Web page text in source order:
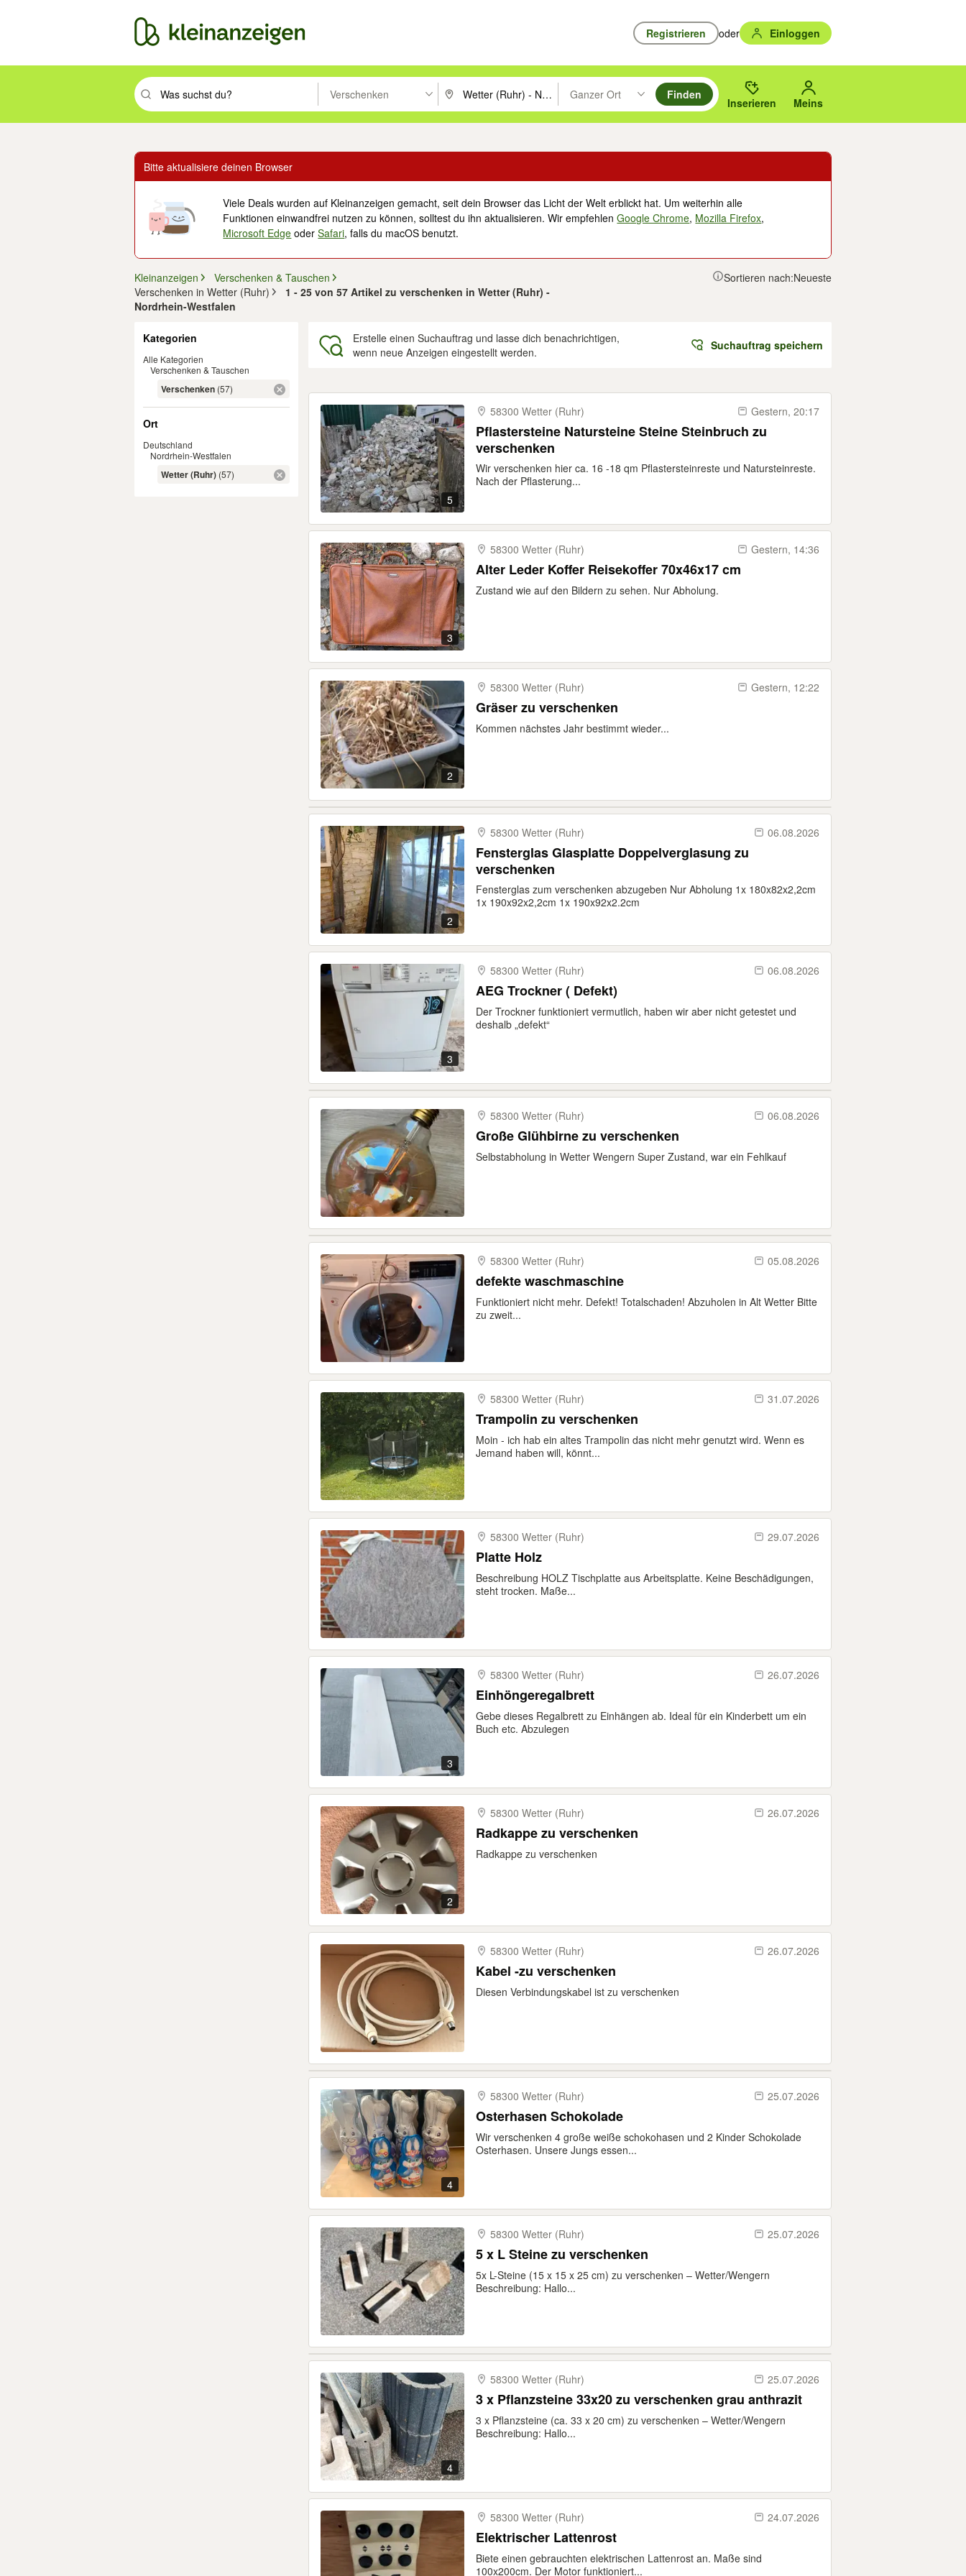
Registrieren oder Einloggen
Suchbegriff eingeben. Eingabetaste drücken um zu suchen, oder Vorschläge mit den Pfeiltasten nach oben/unten durchsuchen und mit Eingabetaste auswählen.
Verschenken PLZ oder Ort eingeben. Eingabetaste drücken um zu suchen, oder Vorschläge mit den Pfeiltasten nach oben/
Ganzer Ort
Suche im Umkreis des gewählten Orts oder PLZ.
Finden
Inserieren Meins
Bitte aktualisiere deinen Browser
Viele Deals wurden auf Kleinanzeigen gemacht, seit dein Browser das Licht der Welt erblickt hat. Um weiterhin alle
Funktionen einwandfrei nutzen zu können, solltest du ihn aktualisieren. Wir empfehlenGoogle Chrome, Mozilla Firefox,
Microsoft Edge oderSafari, falls du macOS benutzt.
Kleinanzeigen
Verschenken & Tauschen
Verschenken in Wetter (Ruhr)
1 - 25 von 57 Artikel zu verschenken in Wetter (Ruhr) -
Nordrhein-Westfalen
Sortieren nach:Neueste
Kategorien
Alle Kategorien
Verschenken & Tauschen
Verschenken (57)
Ort
Deutschland
Nordrhein-Westfalen
Wetter (Ruhr) (57)
Erstelle einen Suchauftrag und lasse dich benachrichtigen,
wenn neue Anzeigen eingestellt werden.
Suchauftrag speichern
5
58300 Wetter (Ruhr) Gestern, 20:17
Pflastersteine Natursteine Steine Steinbruch zu
verschenken
Wir verschenken hier ca. 16 -18 qm Pflastersteinreste und Natursteinreste.
Nach der Pflasterung...
3
58300 Wetter (Ruhr) Gestern, 14:36
Alter Leder Koffer Reisekoffer 70x46x17 cm
Zustand wie auf den Bildern zu sehen. Nur Abholung.
2
58300 Wetter (Ruhr) Gestern, 12:22
Gräser zu verschenken
Kommen nächstes Jahr bestimmt wieder...
2
58300 Wetter (Ruhr) 06.08.2026
Fensterglas Glasplatte Doppelverglasung zu
verschenken
Fensterglas zum verschenken abzugeben Nur Abholung 1x 180x82x2,2cm
1x 190x92x2,2cm 1x 190x92x2.2cm
3
58300 Wetter (Ruhr) 06.08.2026
AEG Trockner ( Defekt)
Der Trockner funktioniert vermutlich, haben wir aber nicht getestet und
deshalb „defekt“
58300 Wetter (Ruhr) 06.08.2026
Große Glühbirne zu verschenken
Selbstabholung in Wetter Wengern Super Zustand, war ein Fehlkauf
58300 Wetter (Ruhr) 05.08.2026
defekte waschmaschine
Funktioniert nicht mehr. Defekt! Totalschaden! Abzuholen in Alt Wetter Bitte
zu zweit...
58300 Wetter (Ruhr) 31.07.2026
Trampolin zu verschenken
Moin - ich hab ein altes Trampolin das nicht mehr genutzt wird. Wenn es
Jemand haben will, könnt...
58300 Wetter (Ruhr) 29.07.2026
Platte Holz
Beschreibung HOLZ Tischplatte aus Arbeitsplatte. Keine Beschädigungen,
steht trocken. Maße...
3
58300 Wetter (Ruhr) 26.07.2026
Einhöngeregalbrett
Gebe dieses Regalbrett zu Einhängen ab. Ideal für ein Kinderbett um ein
Buch etc. Abzulegen
2
58300 Wetter (Ruhr) 26.07.2026
Radkappe zu verschenken
Radkappe zu verschenken
58300 Wetter (Ruhr) 26.07.2026
Kabel -zu verschenken
Diesen Verbindungskabel ist zu verschenken
4
58300 Wetter (Ruhr) 25.07.2026
Osterhasen Schokolade
Wir verschenken 4 große weiße schokohasen und 2 Kinder Schokolade
Osterhasen. Unsere Jungs essen...
58300 Wetter (Ruhr) 25.07.2026
5 x L Steine zu verschenken
5x L-Steine (15 x 15 x 25 cm) zu verschenken – Wetter/Wengern
Beschreibung: Hallo...
4
58300 Wetter (Ruhr) 25.07.2026
3 x Pflanzsteine 33x20 zu verschenken grau anthrazit
3 x Pflanzsteine (ca. 33 x 20 cm) zu verschenken – Wetter/Wengern ​
Beschreibung: Hallo...
58300 Wetter (Ruhr) 24.07.2026
Elektrischer Lattenrost
Biete einen gebrauchten elektrischen Lattenrost an. Maße sind
100x200cm. Der Motor funktioniert...